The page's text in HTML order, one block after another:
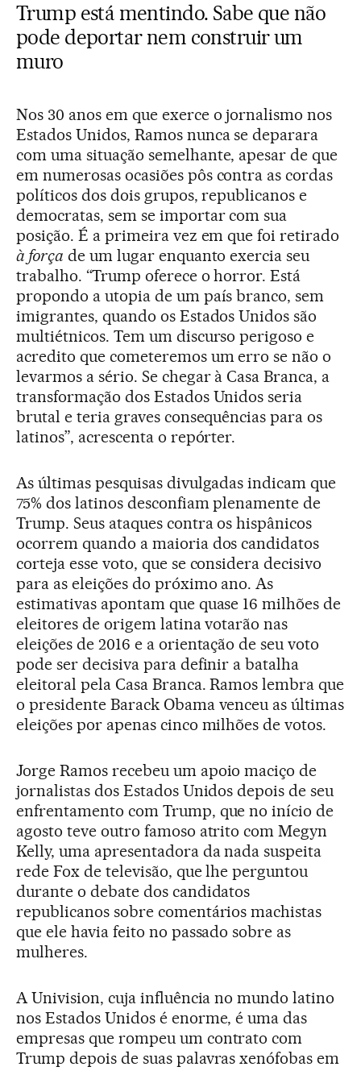
Trump está mentindo. Sabe que não
pode deportar nem construir um
muro
Nos 30 anos em que exerce o jornalismo nos
Estados Unidos, Ramos nunca se deparara
com uma situação semelhante, apesar de que
em numerosas ocasiões pôs contra as cordas
políticos dos dois grupos, republicanos e
democratas, sem se importar com sua
posição. É a primeira vez em que foi retirado
à força de um lugar enquanto exercia seu
trabalho. “Trump oferece o horror. Está
propondo a utopia de um país branco, sem
imigrantes, quando os Estados Unidos são
multiétnicos. Tem um discurso perigoso e
acredito que cometeremos um erro se não o
levarmos a sério. Se chegar à Casa Branca, a
transformação dos Estados Unidos seria
brutal e teria graves consequências para os
latinos”, acrescenta o repórter.
As últimas pesquisas divulgadas indicam que
75% dos latinos desconfiam plenamente de
Trump. Seus ataques contra os hispânicos
ocorrem quando a maioria dos candidatos
corteja esse voto, que se considera decisivo
para as eleições do próximo ano. As
estimativas apontam que quase 16 milhões de
eleitores de origem latina votarão nas
eleições de 2016 e a orientação de seu voto
pode ser decisiva para definir a batalha
eleitoral pela Casa Branca. Ramos lembra que
o presidente Barack Obama venceu as últimas
eleições por apenas cinco milhões de votos.
Jorge Ramos recebeu um apoio maciço de
jornalistas dos Estados Unidos depois de seu
enfrentamento com Trump, que no início de
agosto teve outro famoso atrito com Megyn
Kelly, uma apresentadora da nada suspeita
rede Fox de televisão, que lhe perguntou
durante o debate dos candidatos
republicanos sobre comentários machistas
que ele havia feito no passado sobre as
mulheres.
A Univision, cuja influência no mundo latino
nos Estados Unidos é enorme, é uma das
empresas que rompeu um contrato com
Trump depois de suas palavras xenófobas em